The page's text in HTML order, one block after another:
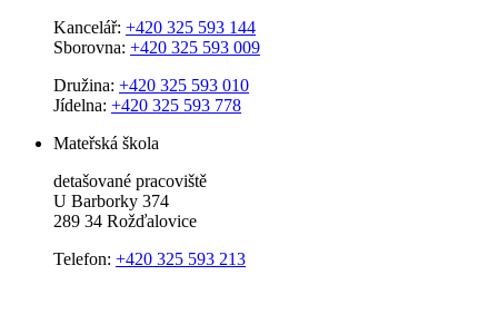
Kancelář: +420 325 593 144
Sborovna: +420 325 593 009
Družina: +420 325 593 010
Jídelna: +420 325 593 778
Mateřská škola
detašované pracoviště
U Barborky 374
289 34 Rožďalovice
Telefon: +420 325 593 213